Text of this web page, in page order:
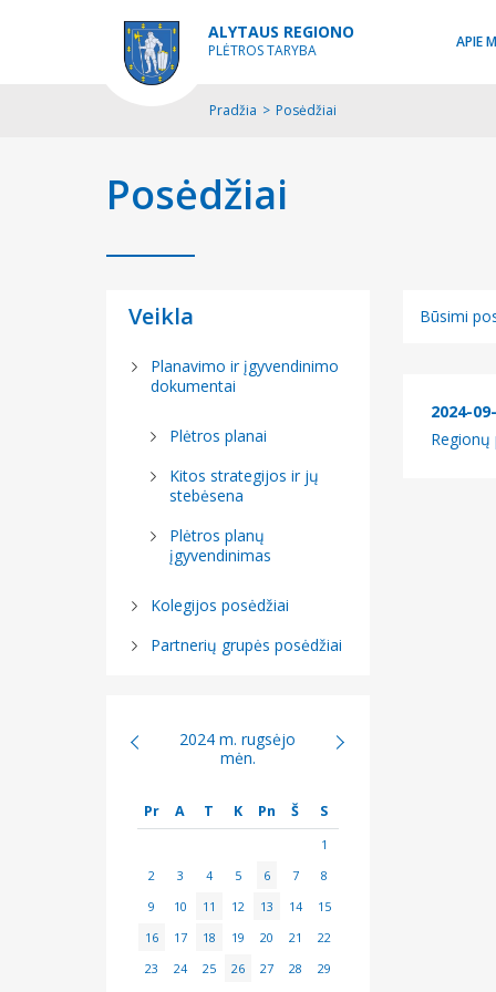
ALYTAUS REGIONO
PLĖTROS TARYBA APIE
Pradžia > Posėdžiai
Posėdžiai
Veikla
Planavimo ir įgyvendinimo
dokumentai
Plėtros planai
Kitos strategijos ir jų
stebėsena
Plėtros planų
įgyvendinimas
Kolegijos posėdžiai
Partnerių grupės posėdžiai
2024 m. rugsėjo
mėn.
Pr A T K Pn Š S
1
2
3 4 5 6 7
8
9
10 11 12 13 14
15
16
17 18 19 20 21
22
23
24 25 26 27 28
29
Būsimi
Įvykę
2024-